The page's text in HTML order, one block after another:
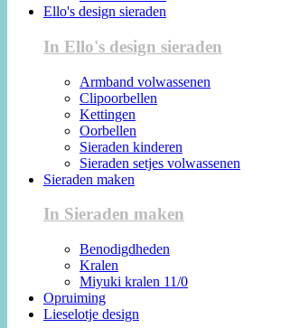
Ello's design sieraden
In Ello's design sieraden
Armband volwassenen
Clipoorbellen
Kettingen
Oorbellen
Sieraden kinderen
Sieraden setjes volwassenen
Sieraden maken
In Sieraden maken
Benodigdheden
Kralen
Miyuki kralen 11/0
Opruiming
Lieselotje design